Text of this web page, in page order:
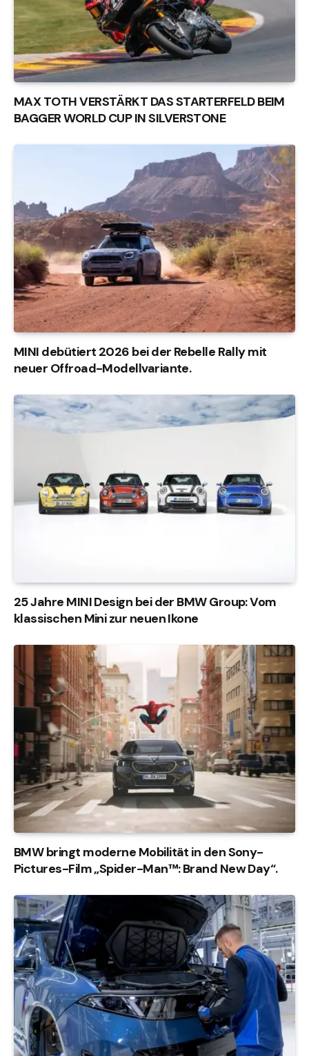
MAX TOTH VERSTÄRKT DAS STARTERFELD BEIM
BAGGER WORLD CUP IN SILVERSTONE
MINI debütiert 2026 bei der Rebelle Rally mit
neuer Offroad-Modellvariante.
25 Jahre MINI Design bei der BMW Group: Vom
klassischen Mini zur neuen Ikone
BMW bringt moderne Mobilität in den Sony-
Pictures-Film „Spider-Man™: Brand New Day“.